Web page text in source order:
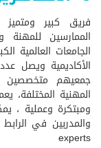
فريق كبير ومتميز
الممارسين للمهنة
الجامعات العالمية
جمعيهم متخصصين
المهنية المختلفة،
ومبتكرة وعملية ،
والمدربين في
experts